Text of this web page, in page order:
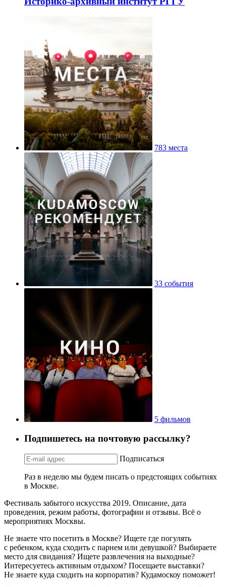
783 места
33 события
5 фильмов
Подпишетесь на почтовую рассылку?
Подписаться
Раз в неделю мы будем писать о предстоящих событиях
в Москве.
Фестиваль забытого искусства 2019. Описание, дата
проведения, режим работы, фотографии и отзывы. Всё о
мероприятиях Москвы.
Не знаете что посетить в Москве? Ищете где погулять
с ребенком, куда сходить с парнем или девушкой? Выбираете
место для свидания? Ищете развлечения на выходные?
Интересуетесь активным отдыхом? Посещаете выставки?
Не знаете куда сходить на корпоратив? Кудамоскоу поможет!